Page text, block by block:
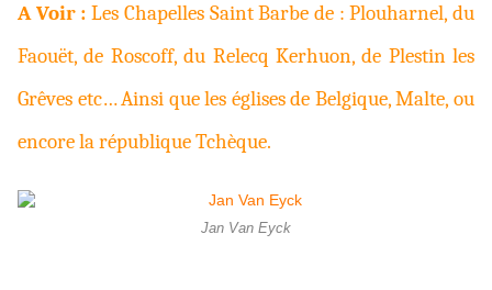
A Voir :Les Chapelles Saint Barbe de : Plouharnel, du
Faouët, de Roscoff, du Relecq Kerhuon, de Plestin les
Grêves etc… Ainsi que les églises de Belgique, Malte, ou
encore la république Tchèque.
Jan Van Eyck